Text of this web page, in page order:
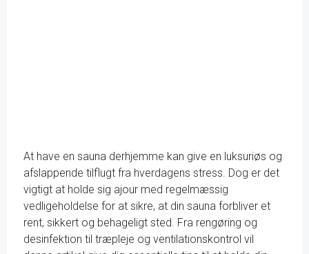
At have en sauna derhjemme kan give en luksuriøs og
afslappende tilflugt fra hverdagens stress. Dog er det
vigtigt at holde sig ajour med regelmæssig
vedligeholdelse for at sikre, at din sauna forbliver et
rent, sikkert og behageligt sted. Fra rengøring og
desinfektion til træpleje og ventilationskontrol vil